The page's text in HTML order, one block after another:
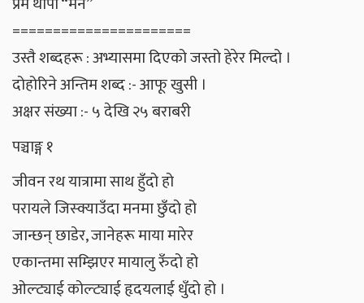
======================
उस्तै शब्दहरू : अभ्यासमा दिएको जस्तो हेरेर मिल्दो ।
दोहोरिने अन्तिम शब्द :- आफू खुसी ।
अक्षर संख्या :- ५ देखि २५ बराबरी
पञ्चाङ्ग १
जीवन रथ यात्रामा साथ हुँदो हो
परायले जिस्क्याउँदा मनमा छुँदो हो
जान्छन् छाडेर, जानेहरू माया मारेर
एकान्तमा सम्झिएर मायालु रुँदो हो
ओल्ट्याई कोल्ट्याई हृदयलाई धुँदो हो ।